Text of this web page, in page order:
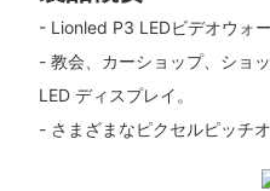
- Lionled P3 LEDビデオウォ
- 教会、カーショップ、ショ
LED ディスプレイ。
- さまざまなピクセルピッチ